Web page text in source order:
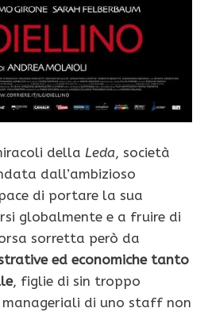
della Leda, società
dall’ambizioso
di portare la sua
globalmente e a fruire di
sorretta però da
ed economiche tanto
, figlie di sin troppo
di uno staff non